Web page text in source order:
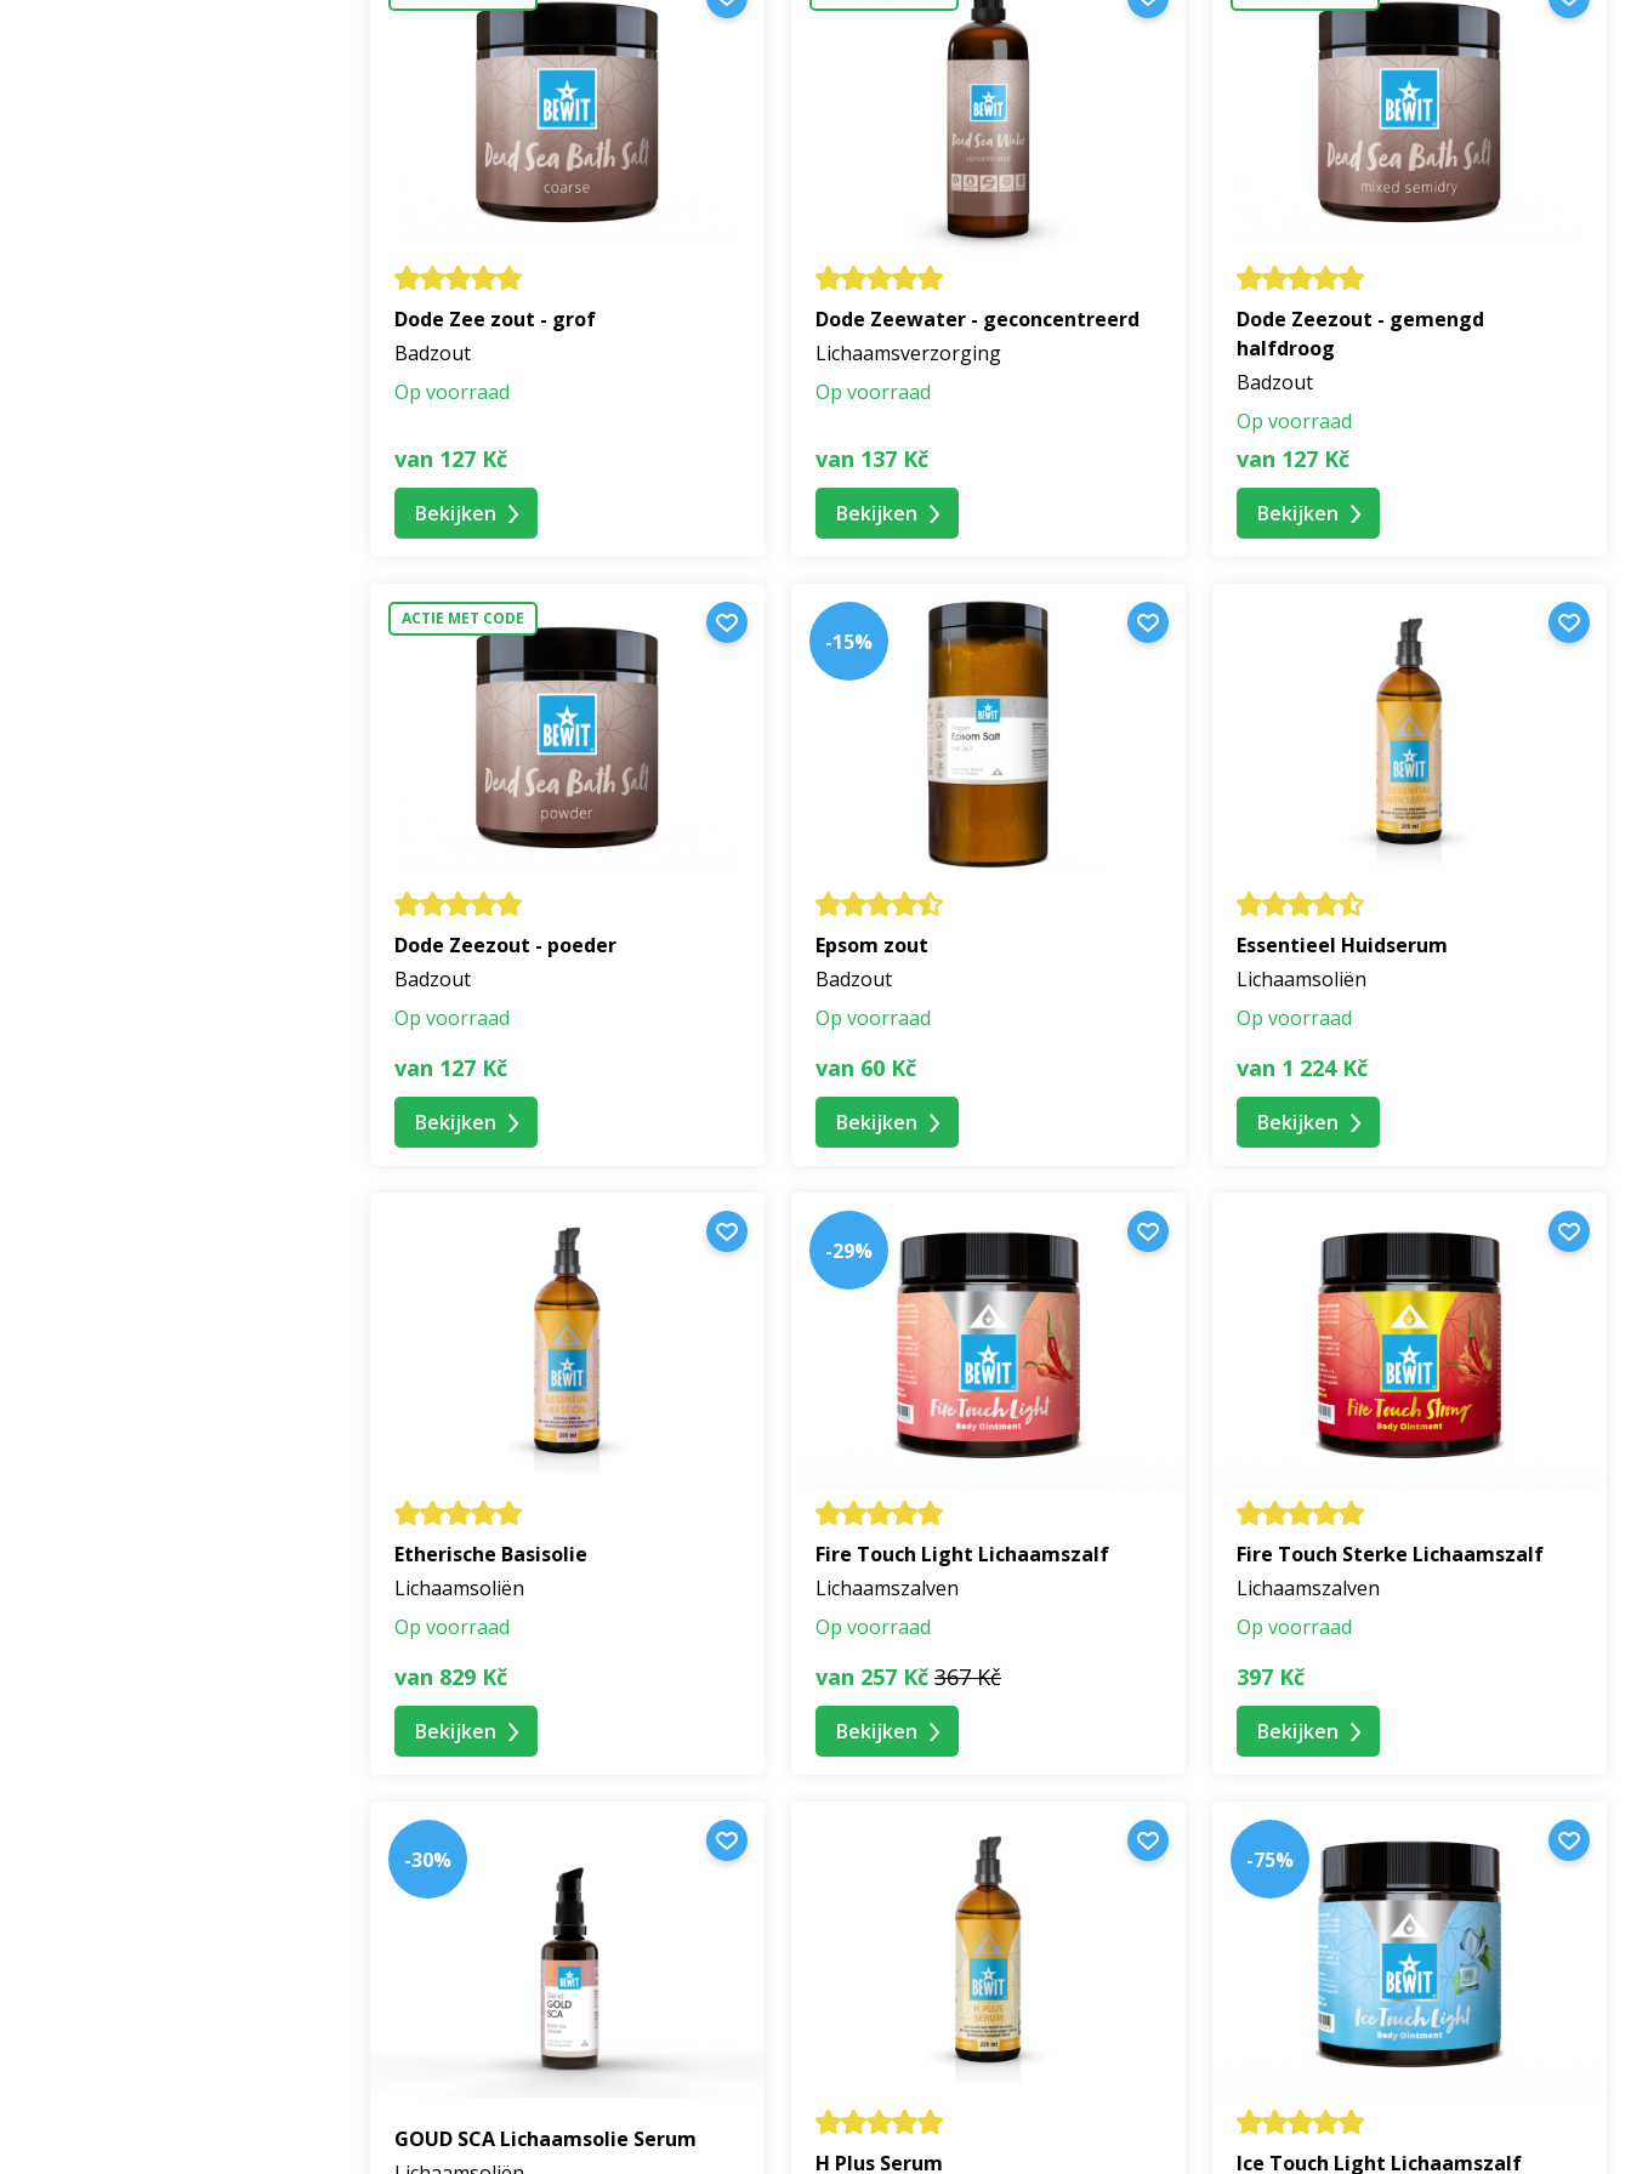
Tip
Gun uzelf elke dag een paar minuten voor uzelf. Breng na het douchen of baden
aan, adem diep de geur van de
natuur in en voel de rust van het moment. Uw lichaam en geest zullen u belonen met een gevoel van lichtheid, harmonie en
Dode Zee zout - grof
Badzout
Op voorraad
van 127 Kč
Bekijken
Dode Zeewater - geconcentreerd
Lichaamsverzorging
Op voorraad
van 137 Kč
Bekijken
Dode Zeezout - gemengd
halfdroog
Badzout
Op voorraad
van 127 Kč
Bekijken
ACTIE MET CODE
Dode Zeezout - poeder
Badzout
Op voorraad
van 127 Kč
Bekijken
-15%
Epsom zout
Badzout
Op voorraad
van 60 Kč
Bekijken
Essentieel Huidserum
Lichaamsoliën
Op voorraad
van 1 224 Kč
Bekijken
Etherische Basisolie
Lichaamsoliën
Op voorraad
van 829 Kč
Bekijken
-29%
Fire Touch Light Lichaamszalf
Lichaamszalven
Op voorraad
van 257 Kč 367 Kč
Bekijken
Fire Touch Sterke Lichaamszalf
Lichaamszalven
Op voorraad
397 Kč
Bekijken
-30%
GOUD SCA Lichaamsolie Serum
H Plus Serum
-75%
Ice Touch Light Lichaamszalf